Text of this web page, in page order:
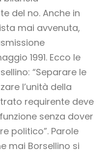
del no. Anche in
mai avvenuta,
1991. Ecco le
“Separare le
l’unità della
requirente deve
senza dover
politico”. Parole
mai Borsellino si